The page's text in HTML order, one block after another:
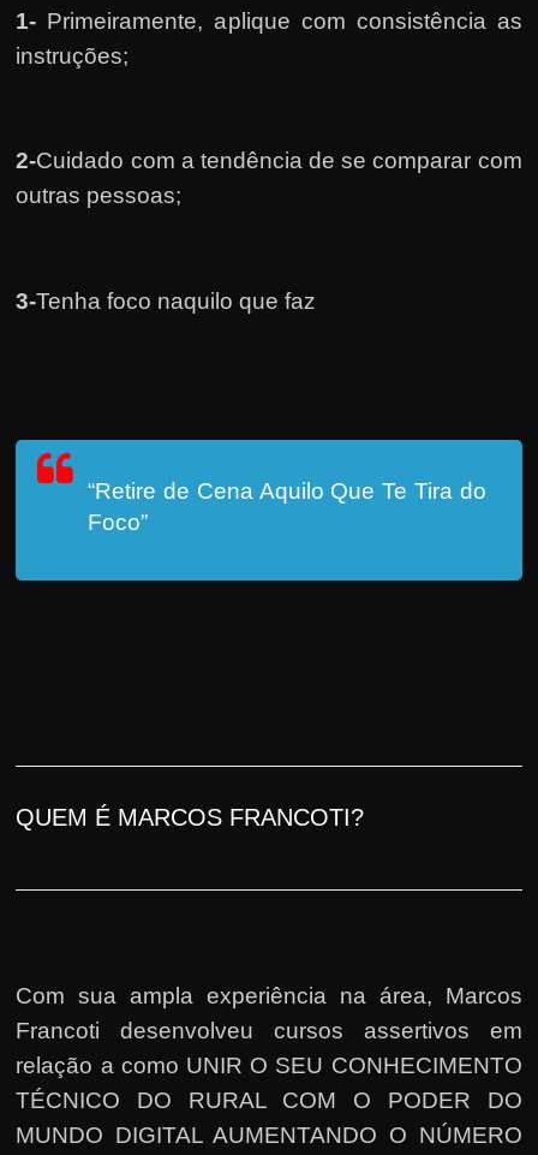
1- Primeiramente, aplique com consistência as
instruções;
2-Cuidado com a tendência de se comparar com
outras pessoas;
3-Tenha foco naquilo que faz
“Retire de Cena Aquilo Que Te Tira do
Foco”
QUEM É MARCOS FRANCOTI?
Com sua ampla experiência na área, Marcos
Francoti desenvolveu cursos assertivos em
relação a como UNIR O SEU CONHECIMENTO
TÉCNICO DO RURAL COM O PODER DO
MUNDO DIGITAL AUMENTANDO O NÚMERO